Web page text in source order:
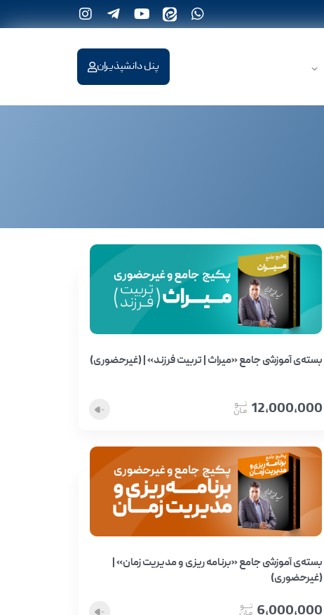
پنل دانشپذیران
بسته‌ی آموزشی جامع «میراث | تربیت فرزند» | (غیرحضوری)
12,000,000
بسته‌ی آموزشی جامع «برنامه ریزی و مدیریت زمان» |
(غیرحضوری)